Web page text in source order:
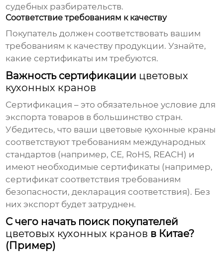
судебных разбирательств.
Соответствие требованиям к качеству
Покупатель должен соответствовать вашим
требованиям к качеству продукции. Узнайте,
какие сертификаты им требуются.
Важность сертификации цветовых
кухонных кранов
Сертификация – это обязательное условие для
экспорта товаров в большинство стран.
Убедитесь, что ваши цветовые кухонные краны
соответствуют требованиям международных
стандартов (например, CE, RoHS, REACH) и
имеют необходимые сертификаты (например,
сертификат соответствия требованиям
безопасности, декларация соответствия). Без
них экспорт будет затруднен.
С чего начать поиск покупателей
цветовых кухонных кранов в Китае?
(Пример)